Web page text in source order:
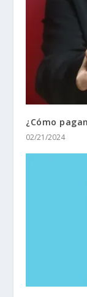
¿Cómo
02/21/2024